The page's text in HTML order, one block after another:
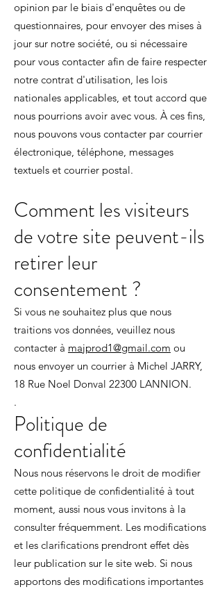
opinion par le biais d'enquêtes ou de
questionnaires, pour envoyer des mises à
jour sur notre société, ou si nécessaire
pour vous contacter afin de faire respecter
notre contrat d'utilisation, les lois
nationales applicables, et tout accord que
nous pourrions avoir avec vous. À ces fins,
nous pouvons vous contacter par courrier
électronique, téléphone, messages
textuels et courrier postal.
Comment les visiteurs
de votre site peuvent-ils
retirer leur
consentement ?
Si vous ne souhaitez plus que nous
traitions vos données, veuillez nous
contacter à majprod1@gmail.com ou
nous envoyer un courrier à Michel JARRY,
18 Rue Noel Donval 22300 LANNION.
.
Politique de
confidentialité
Nous nous réservons le droit de modifier
cette politique de confidentialité à tout
moment, aussi nous vous invitons à la
consulter fréquemment. Les modifications
et les clarifications prendront effet dès
leur publication sur le site web. Si nous
apportons des modifications importantes